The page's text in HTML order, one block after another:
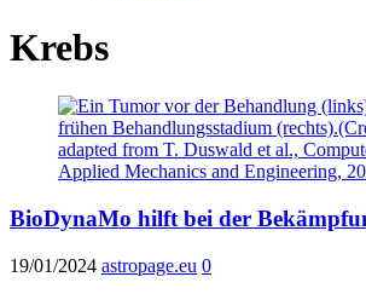
Krebs
BioDynaMo hilft bei der
19/01/2024 astropage.eu 0